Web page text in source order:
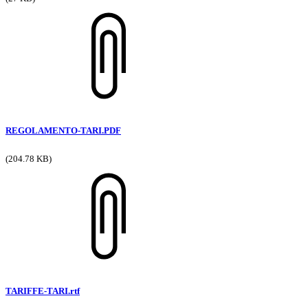
REGOLAMENTO-TARI.PDF
(204.78 KB)
TARIFFE-TARI.rtf